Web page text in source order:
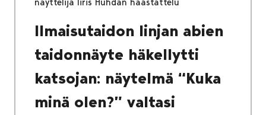
Ilmaisutaidon linjan abien
taidonnäyte häkellytti
katsojan: näytelmä “Kuka
minä olen?” valtasi